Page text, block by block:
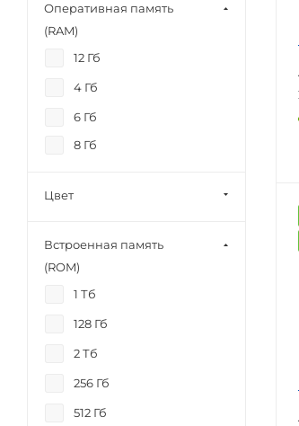
Apple A19
Apple A19 Pro
MediaTek Helio G99-Ultra
Оперативная память
(RAM)
12 Гб
4 Гб
6 Гб
8 Гб
Цвет
Встроенная память
(ROM)
1 Тб
128 Гб
2 Тб
256 Гб
512 Гб